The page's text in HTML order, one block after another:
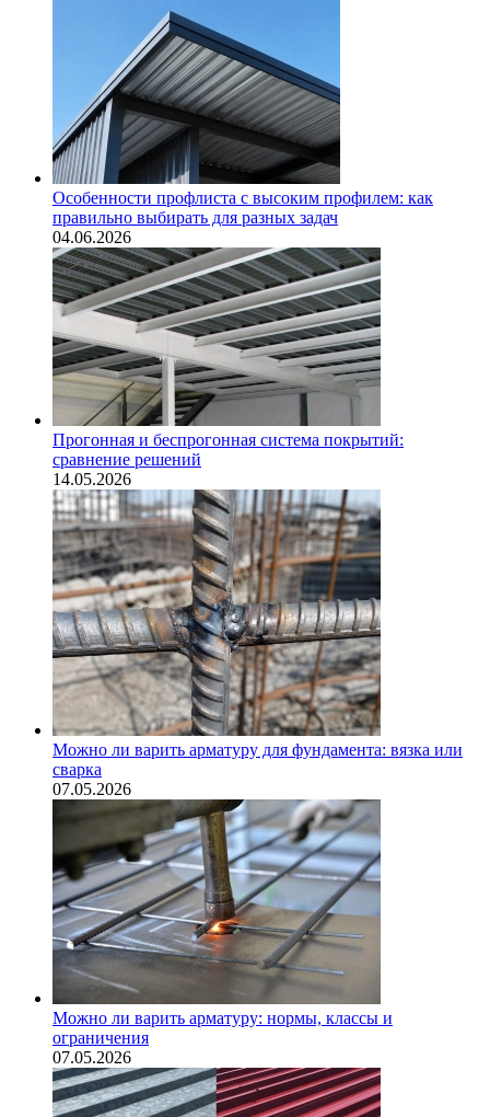
Особенности профлиста с высоким профилем: как
правильно выбирать для разных задач
04.06.2026
Прогонная и беспрогонная система покрытий:
сравнение решений
14.05.2026
Можно ли варить арматуру для фундамента: вязка или
сварка
07.05.2026
Можно ли варить арматуру: нормы, классы и
ограничения
07.05.2026